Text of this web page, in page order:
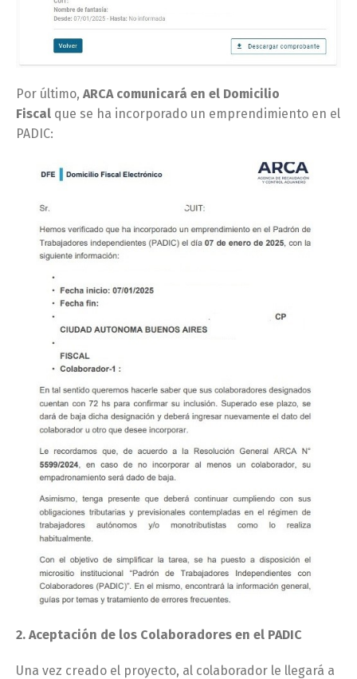
Por último, ARCA comunicará en el Domicilio
Fiscal que se ha incorporado un emprendimiento en el
PADIC:
2. Aceptación de los Colaboradores en el PADIC
Una vez creado el proyecto, al colaborador le llegará a